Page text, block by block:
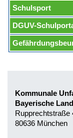
Schulsport
DGUV-
Kommunale
Bayerische
Rupprechtstraße
80636 München